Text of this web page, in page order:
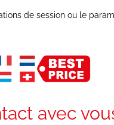
de session ou le
avec